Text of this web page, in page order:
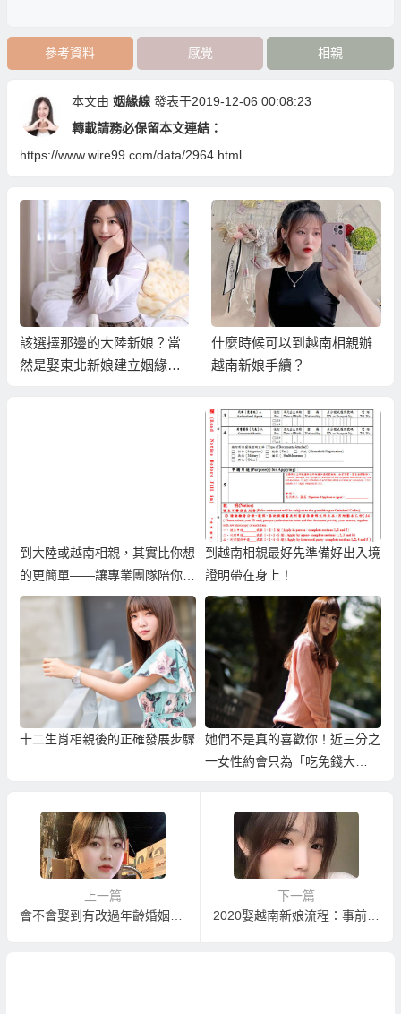
參考資料 感覺 相親
本文由 姻緣線 發表于2019-12-06 00:08:23
轉載請務必保留本文連結：
https://www.wire99.com/data/2964.html
該選擇那邊的大陸新娘？當
然是娶東北新娘建立姻緣線
什麼時候可以到越南相親辦
越南新娘手續？
到大陸或越南相親，其實比你想
的更簡單——讓專業團隊陪你找
到真心伴侶
到越南相親最好先準備好出入境
證明帶在身上！
十二生肖相親後的正確發展步驟
她們不是真的喜歡你！近三分之
一女性約會只為「吃免錢大
上一篇
下一篇
2020娶越南新娘流程：事前的單身證明準備